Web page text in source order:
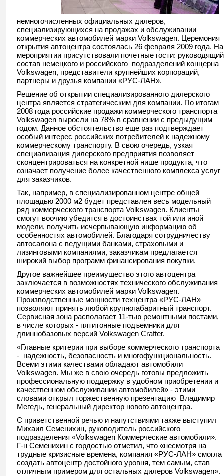
немногочисленных официальных дилеров,
специализирующихся на продажах и обслуживании
коммерческих автомобилей марки Volkswagen. Церемония
открытия автоцентра состоялась 26 февраля 2009 года. На
мероприятии присутствовали почетные гости: руководящий
состав немецкого и российского подразделений концерна
Volkswagen, представители крупнейших корпораций,
партнеры и друзья компании «РУС-ЛАН».
Решение об открытии специализированного дилерского
центра является стратегическим для компании. По итогам
2008 года российские продажи коммерческого транспорта
Volkswagen выросли на 78% в сравнении с предыдущим
годом. Данное обстоятельство еще раз подтверждает
особый интерес российских потребителей к надежному
коммерческому транспорту. В свою очередь, узкая
специализация дилерского предприятия позволяет
сконцентрироваться на конкретной нише продукта, что
означает получение более качественного комплекса услуг
для заказчиков.
Так, например, в специализированном центре общей
площадью 2000 м2 будет представлен весь модельный
ряд коммерческого транспорта Volkswagen. Клиенты
смогут воочию убедится в достоинствах той или иной
модели, получить исчерпывающую информацию об
особенностях автомобилей. Благодаря сотрудничеству
автосалона с ведущими банками, страховыми и
лизинговыми компаниями, заказчикам предлагается
широкий выбор программ финансирования покупки.
Другое важнейшее преимущество этого автоцентра
заключается в возможностях технического обслуживания
коммерческих автомобилей марки Volkswagen.
Производственные мощности техцентра «РУС-ЛАН»
позволяют принять любой крупногабаритный транспорт.
Сервисная зона располагает 11-тью ремонтными постами,
в числе которых - пятитонные подъемники для
длиннобазовых версий Volkswagen Crafter.
«Главные критерии при выборе коммерческого транспорта
- надежность, безопасность и многофункциональность.
Всеми этими качествами обладают автомобили
Volkswagen. Мы же в свою очередь готовы предложить
профессиональную поддержку в удобном приобретении и
качественном обслуживании автомобилей» - этими
словами открыл торжественную презентацию Владимир
Мегедь, генеральный директор нового автоцентра.
С приветственной речью и напутствиями также выступил
Михаил Семенихин, руководитель российского
подразделения «Volkswagen Коммерческие автомобили».
Г-н Семенихин с гордостью отметил, что «несмотря на
трудные кризисные времена, компания «РУС-ЛАН» смогла
создать автоцентр достойного уровня, тем самым, став
отличным примером для остальных дилеров Volkswagen».